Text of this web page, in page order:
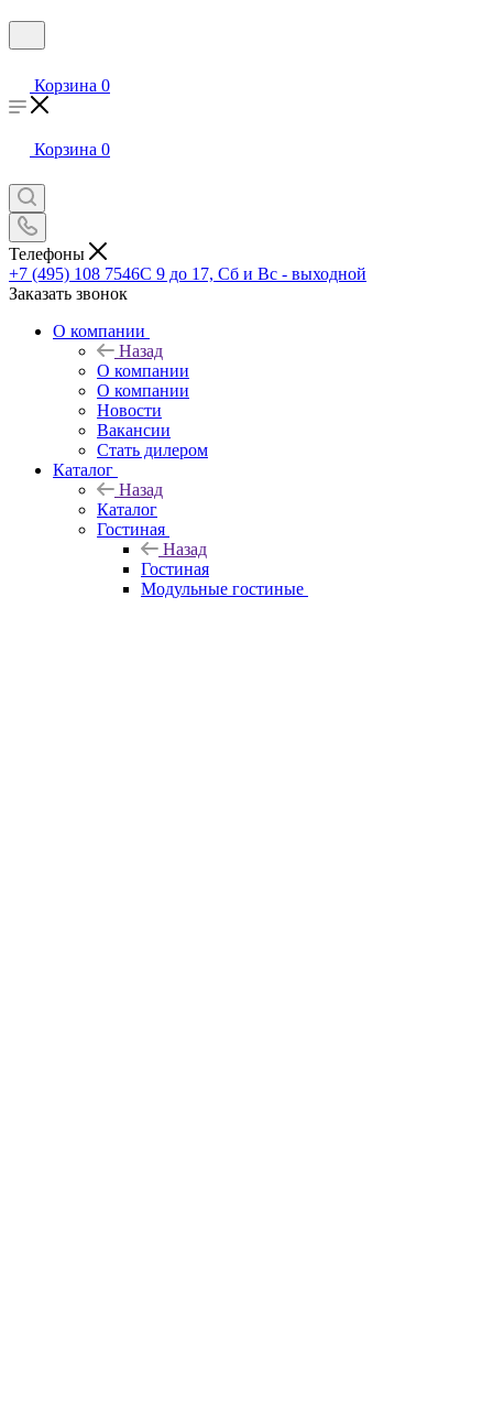
Корзина 0
Корзина 0
Телефоны
+7 (495) 108 7546С 9 до 17, Сб и Вс - выходной
Заказать звонок
О компании
Назад
О компании
О компании
Новости
Вакансии
Стать дилером
Каталог
Назад
Каталог
Гостиная
Назад
Гостиная
Модульные гостиные